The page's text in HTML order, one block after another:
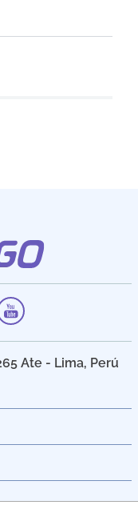
Ate - Lima, Perú